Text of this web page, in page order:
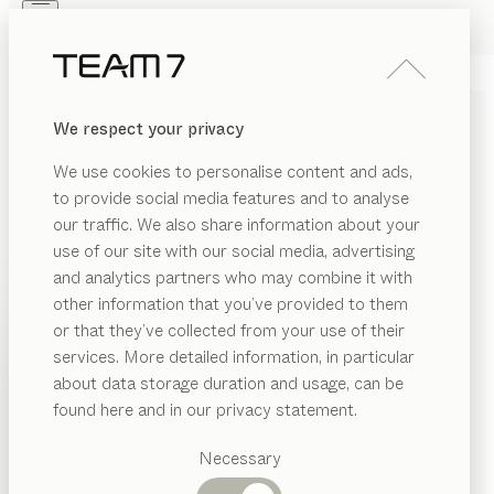
We respect your privacy
We use cookies to personalise content and ads,
to provide social media features and to analyse
our traffic. We also share information about your
use of our site with our social media, advertising
and analytics partners who may combine it with
other information that you’ve provided to them
or that they’ve collected from your use of their
services. More detailed information, in particular
about data storage duration and usage, can be
found here and in our privacy statement.
Necessary
PRODOTTI
ISPIRAZIONI
RIVENDITORI
Categorie
suggerite
PRODOTTI
ISPIRAZIONI
CHI SIAMO
RIVENDITORI
ELEGANTI TOELETTE IN
LEGNO MASSELLO
Le toelette in legno massello TEAM 7 completano con
stile e personalità la zona notte. Il loro design
attentamente studiato, l’artigianalità tradizionale e i
dettagli curati creano un angolo che invita al
benessere.
MATERIALE FINITURA TUTTI I FILTRI
inserto toeletta
riletto
MOSTRA